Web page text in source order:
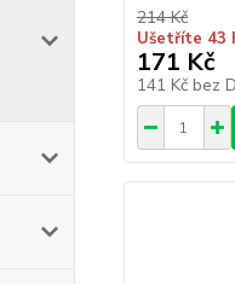
214 Kč
Ušetříte 43
171 Kč
141 Kč bez